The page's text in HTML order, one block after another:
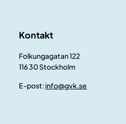
Kontakt
Folkungagatan 122
116 30 Stockholm
E-post: info@gvk.se